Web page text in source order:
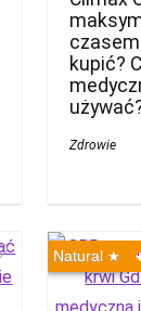
kupić?
Zdrowie
Natural